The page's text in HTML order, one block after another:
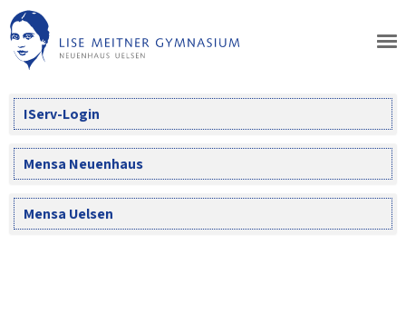
Skip
to
content
IServ-Login
Mensa Neuenhaus
Mensa Uelsen